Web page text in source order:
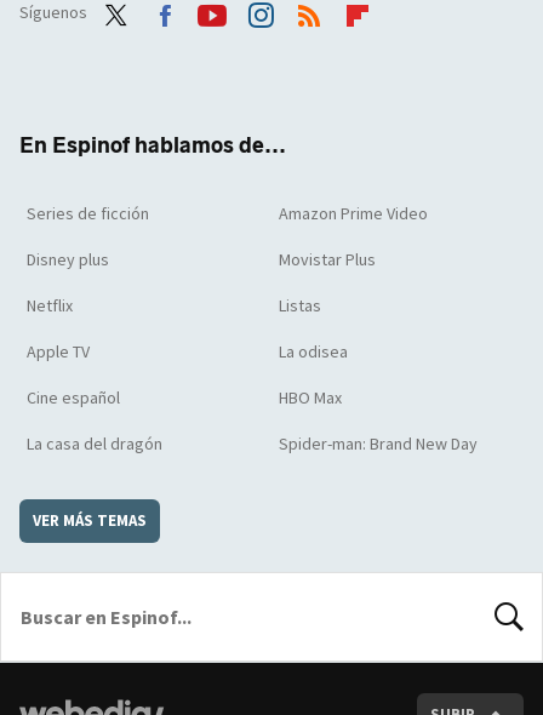
Síguenos
En Espinof hablamos de...
Series de ficción Amazon Prime Video
Disney plus Movistar Plus
Netflix Listas
Apple TV La odisea
Cine español HBO Max
La casa del dragón Spider-man: Brand New Day
VER MÁS TEMAS